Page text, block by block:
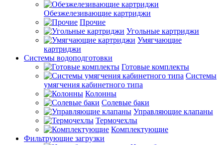
Обезжелезивающие картриджи
Прочие
Угольные картриджи
Умягчающие
картриджи
Системы водоподготовки
Готовые комплекты
Системы
умягчения кабинетного типа
Колонны
Солевые баки
Управляющие клапаны
Термочехлы
Комплектующие
Фильтрующие загрузки